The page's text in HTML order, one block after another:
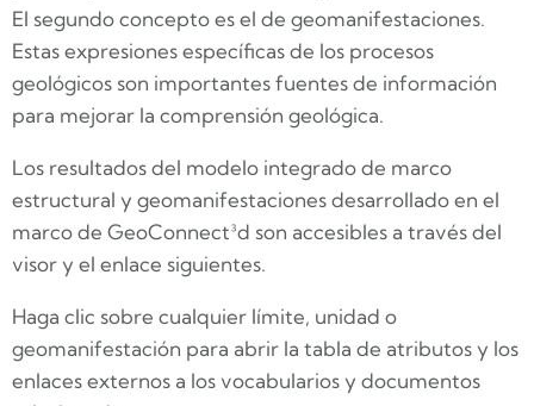
El segundo concepto es el de geomanifestaciones.
Estas expresiones específicas de los procesos
geológicos son importantes fuentes de información
para mejorar la comprensión geológica.
Los resultados del modelo integrado de marco
estructural y geomanifestaciones desarrollado en el
marco de GeoConnect³d son accesibles a través del
visor y el enlace siguientes.
Haga clic sobre cualquier límite, unidad o
geomanifestación para abrir la tabla de atributos y los
enlaces externos a los vocabularios y documentos